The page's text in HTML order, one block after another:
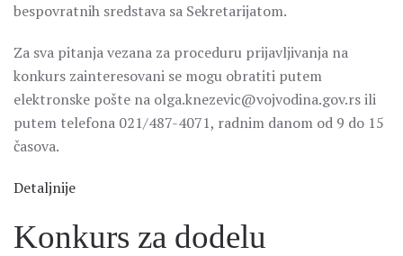
bespovratnih sredstava sa Sekretarijatom.
Za sva pitanja vezana za proceduru prijavljivanja na
konkurs zainteresovani se mogu obratiti putem
elektronske pošte na olga.knezevic@vojvodina.gov.rs ili
putem telefona 021/487-4071, radnim danom od 9 do 15
časova.
Detaljnije
Konkurs za dodelu